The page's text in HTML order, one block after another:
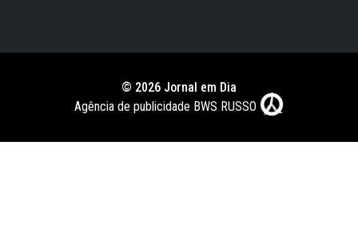
© 2026 Jornal em Dia
Agência de publicidade BWS RUSSO